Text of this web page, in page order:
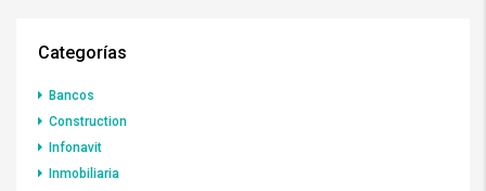
Categorías
Bancos
Construction
Infonavit
Inmobiliaria